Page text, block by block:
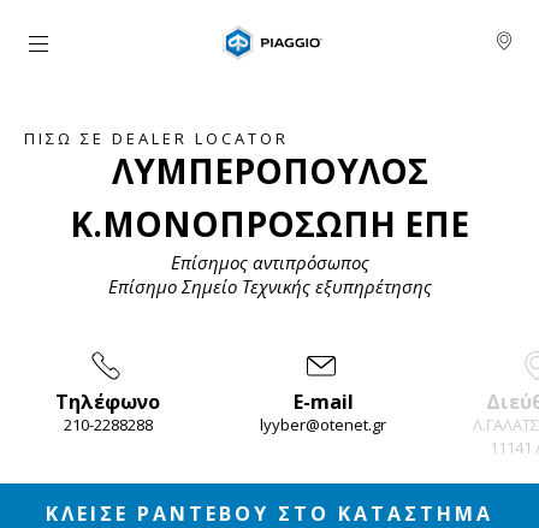
Μετάβαση στο κυρίως περιεχόμενο
ΠΊΣΩ ΣΕ DEALER LOCATOR
ΛΥΜΠΕΡΟΠΟΥΛΟΣ
Κ.ΜΟΝΟΠΡΟΣΩΠΗ ΕΠΕ
Επίσημος αντιπρόσωπος
Επίσημο Σημείο Τεχνικής εξυπηρέτησης
Τηλέφωνο
210-2288288
E-mail
lyyber@otenet.gr
of
ΚΛΕΙΣΕ ΡΑΝΤΕΒΟΥ ΣΤΟ ΚΑΤΑΣΤΗΜΑ